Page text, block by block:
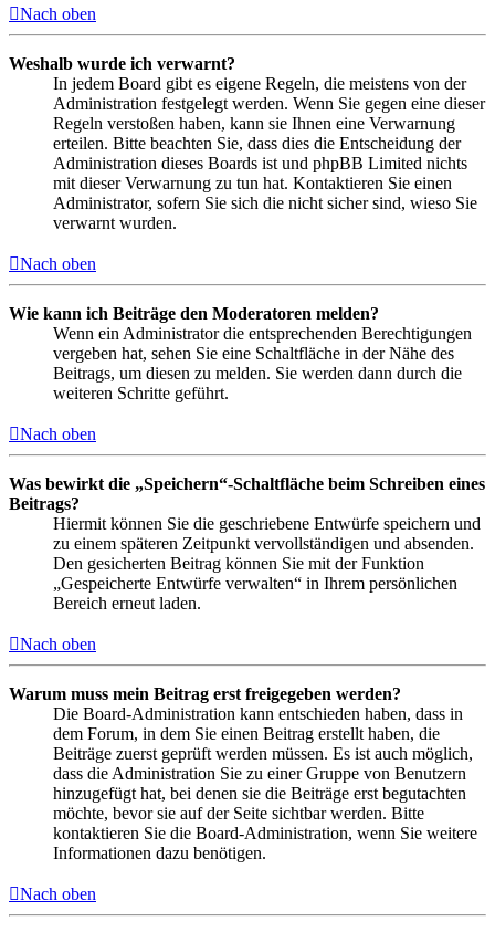
Nach oben
Weshalb wurde ich verwarnt?
In jedem Board gibt es eigene Regeln, die meistens von der
Administration festgelegt werden. Wenn Sie gegen eine dieser
Regeln verstoßen haben, kann sie Ihnen eine Verwarnung
erteilen. Bitte beachten Sie, dass dies die Entscheidung der
Administration dieses Boards ist und phpBB Limited nichts
mit dieser Verwarnung zu tun hat. Kontaktieren Sie einen
Administrator, sofern Sie sich die nicht sicher sind, wieso Sie
verwarnt wurden.
Nach oben
Wie kann ich Beiträge den Moderatoren melden?
Wenn ein Administrator die entsprechenden Berechtigungen
vergeben hat, sehen Sie eine Schaltfläche in der Nähe des
Beitrags, um diesen zu melden. Sie werden dann durch die
weiteren Schritte geführt.
Nach oben
Was bewirkt die „Speichern“-Schaltfläche beim Schreiben eines
Beitrags?
Hiermit können Sie die geschriebene Entwürfe speichern und
zu einem späteren Zeitpunkt vervollständigen und absenden.
Den gesicherten Beitrag können Sie mit der Funktion
„Gespeicherte Entwürfe verwalten“ in Ihrem persönlichen
Bereich erneut laden.
Nach oben
Warum muss mein Beitrag erst freigegeben werden?
Die Board-Administration kann entschieden haben, dass in
dem Forum, in dem Sie einen Beitrag erstellt haben, die
Beiträge zuerst geprüft werden müssen. Es ist auch möglich,
dass die Administration Sie zu einer Gruppe von Benutzern
hinzugefügt hat, bei denen sie die Beiträge erst begutachten
möchte, bevor sie auf der Seite sichtbar werden. Bitte
kontaktieren Sie die Board-Administration, wenn Sie weitere
Informationen dazu benötigen.
Nach oben